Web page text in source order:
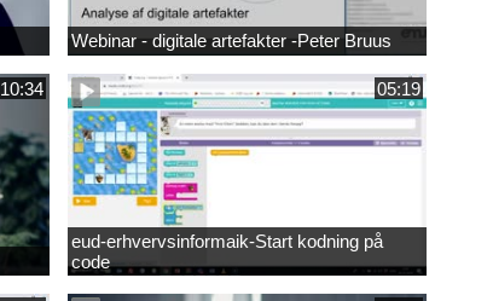
Webinar - digitale artefakter -Peter Bruus
10:34 05:19
eud-erhvervsinformaik-Start kodning på
code